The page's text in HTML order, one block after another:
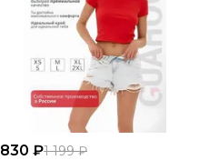
830 ₽1 199 ₽